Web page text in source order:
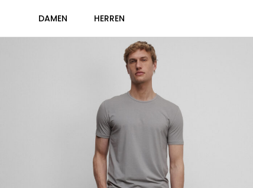
DAMEN HERREN